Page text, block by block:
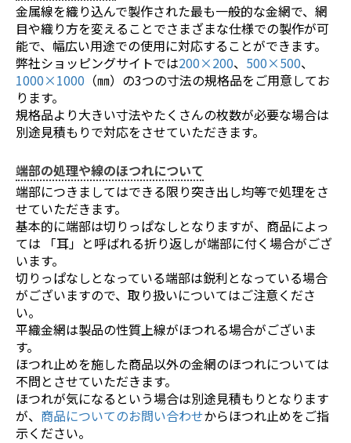
お買い物を続ける カートへ進む
金属線を織り込んで製作された最も一般的な金網で、網
目や織り方を変えることでさまざまな仕様での製作が可
能で、幅広い用途での使用に対応することができます。
弊社ショッピングサイトでは200×200、 500×500、
1000×1000 （㎜）の3つの寸法の規格品をご用意してお
ります。
規格品より大きい寸法やたくさんの枚数が必要な場合は
別途見積もりで対応をさせていただきます。
端部の処理や線のほつれについて
端部につきましてはできる限り突き出し均等で処理をさ
せていただきます。
基本的に端部は切りっぱなしとなりますが、商品によっ
ては 「耳」と呼ばれる折り返しが端部に付く場合がござ
います。
切りっぱなしとなっている端部は鋭利となっている場合
がございますので、取り扱いについてはご注意くださ
い。
平織金網は製品の性質上線がほつれる場合がございま
す。
ほつれ止めを施した商品以外の金網のほつれについては
不問とさせていただきます。
ほつれが気になるという場合は別途見積もりとなります
が、 商品についてのお問い合わせからほつれ止めをご指
示ください。